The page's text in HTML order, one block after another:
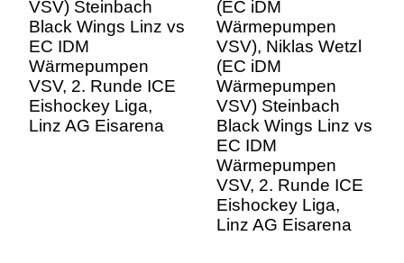
VSV, 2. Runde ICE
Eishockey Liga,
Linz AG Eisarena
Wärmepumpen
VSV) Steinbach
Black Wings Linz vs
EC IDM
Wärmepumpen
VSV, 2. Runde ICE
Eishockey Liga,
Linz AG Eisarena